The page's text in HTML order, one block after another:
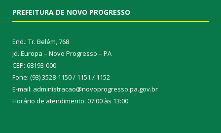
PREFEITURA DE NOVO PROGRESSO
End.: Tr. Belém, 768
Jd. Europa – Novo Progresso – PA
CEP: 68193-000
Fone: (93) 3528-1150 / 1151 / 1152
E-mail: administracao@novoprogresso.pa.gov.br
Horário de atendimento: 07:00 às 13:00